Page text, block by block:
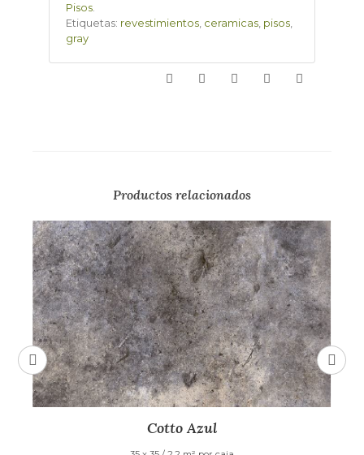
Pisos
Etiquetas: revestimientos ceramicas pisos
gray
Productos relacionados
Madera Mix